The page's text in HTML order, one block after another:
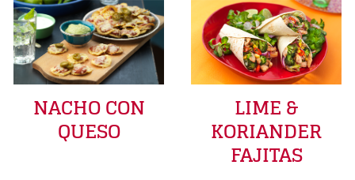
NACHO CON
QUESO
LIME &
KORIANDER
FAJITAS